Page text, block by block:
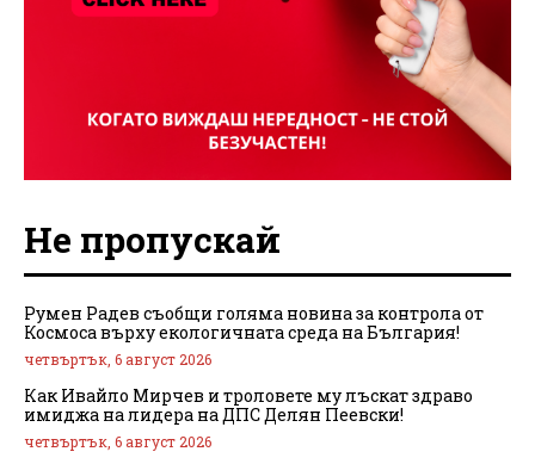
Не пропускай
Румен Радев съобщи голяма новина за контрола от
Космоса върху екологичната среда на България!
четвъртък, 6 август 2026
Как Ивайло Мирчев и троловете му лъскат здраво
имиджа на лидера на ДПС Делян Пеевски!
четвъртък, 6 август 2026